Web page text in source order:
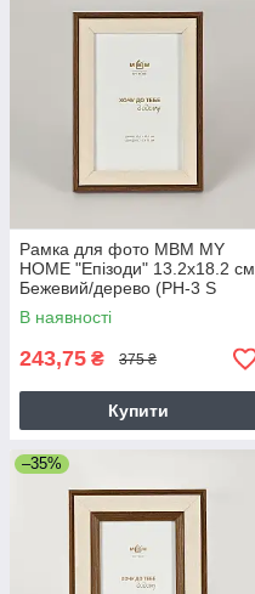
Рамка для фото МВМ MY
HOME "Епізоди" 13.2х18.2 см
Бежевий/дерево (PH-3 S
BEIGE/WOOD)
В наявності
243,75 ₴ 375 ₴
Купити
–35%